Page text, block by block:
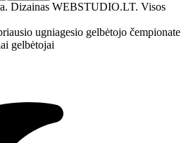
Dizainas WEBSTUDIO.LT. Visos
ugniagesio gelbėtojo čempionate
gelbėtojai